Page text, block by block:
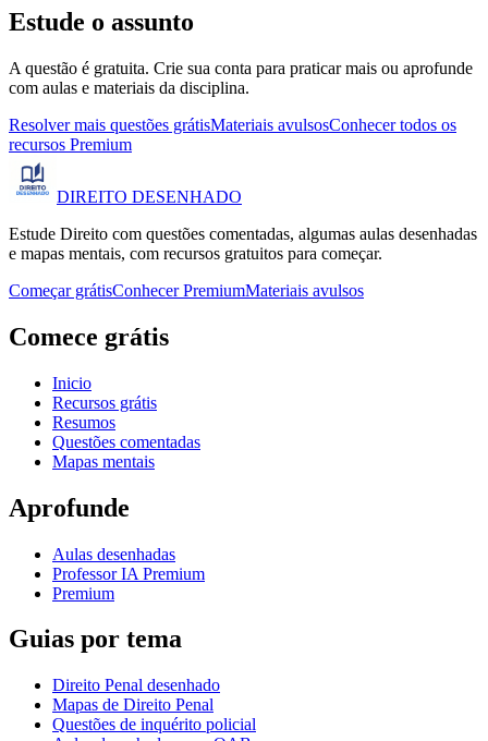
Estude o assunto
A questão é gratuita. Crie sua conta para praticar mais ou aprofunde
com aulas e materiais da disciplina.
Resolver mais questões grátisMateriais avulsosConhecer todos os
recursos Premium
DIREITO DESENHADO
Estude Direito com questões comentadas, algumas aulas desenhadas
e mapas mentais, com recursos gratuitos para começar.
Começar grátisConhecer PremiumMateriais avulsos
Comece grátis
Inicio
Recursos grátis
Resumos
Questões comentadas
Mapas mentais
Aprofunde
Aulas desenhadas
Professor IA Premium
Premium
Guias por tema
Direito Penal desenhado
Mapas de Direito Penal
Questões de inquérito policial